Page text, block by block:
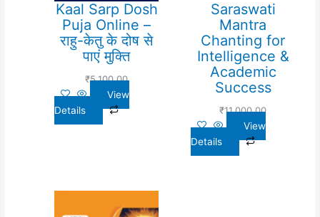
Kaal Sarp Dosh
Puja Online –
राहु-केतु के दोष से
पाएं मुक्ति
₹5,100.00
View
Details
Saraswati
Mantra
Chanting for
Intelligence &
Academic
Success
₹11,000.00
View
Details